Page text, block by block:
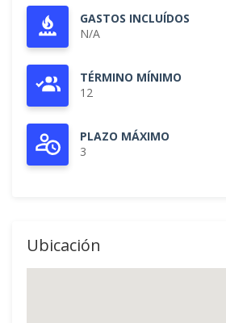
GASTOS INCLUÍDOS
N/A
TÉRMINO MÍNIMO
12
PLAZO MÁXIMO
3
Ubicación